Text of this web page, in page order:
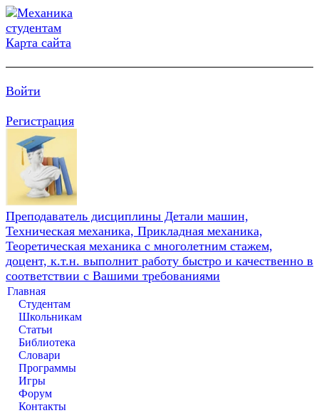
Карта сайта
Войти
Регистрация
Преподаватель дисциплины Детали машин,
Техническая механика, Прикладная механика,
Теоретическая механика с многолетним стажем,
доцент, к.т.н. выполнит работу быстро и качественно в
соответствии с Вашими требованиями
Главная
Студентам
Школьникам
Статьи
Библиотека
Словари
Программы
Игры
Форум
Контакты